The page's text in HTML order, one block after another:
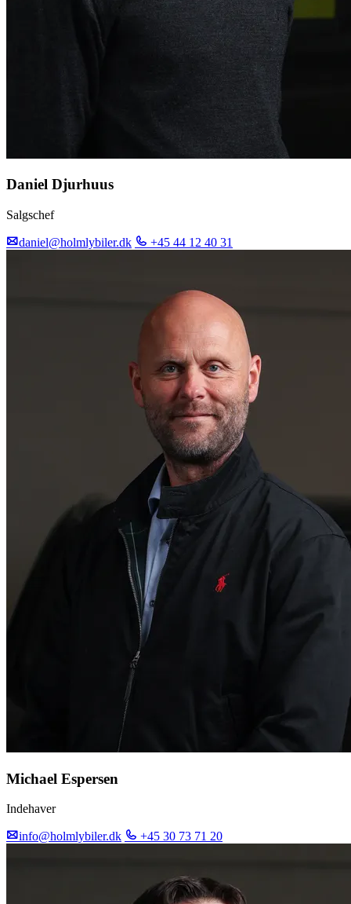
Daniel Djurhuus
Salgschef
daniel@holmlybiler.dk +45 44 12 40 31
Michael Espersen
Indehaver
info@holmlybiler.dk +45 30 73 71 20